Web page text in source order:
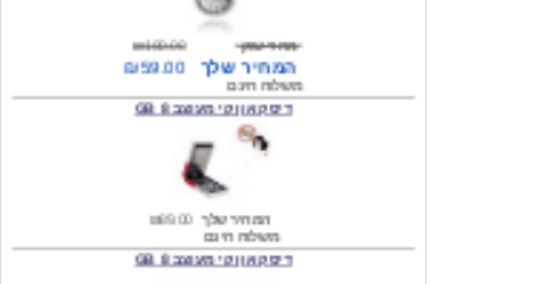
המחיר שלך
משלוח חינם
דיסק און קי מעוצב 8 GB
₪89.00
המחיר שלך
משלוח חינם
דיסק און קי מעוצב 8 GB